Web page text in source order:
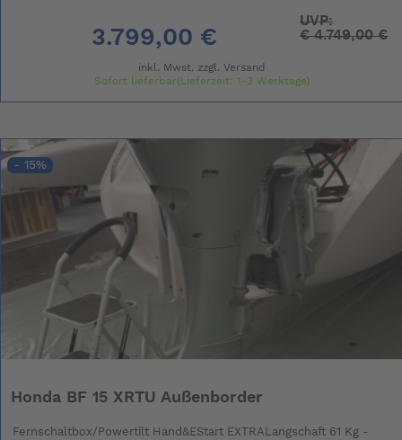
3.799,00 €
UVP:
€4.749,00 €
inkl. Mwst. zzgl. Versand
Sofort lieferbar(Lieferzeit: 1-3 Werktage)
- 15%
Honda BF 15 XRTU Außenborder
Fernschaltbox/Powertilt Hand&EStart EXTRALangschaft 61 Kg -